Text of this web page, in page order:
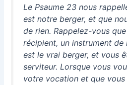
Le Psaume 23 nous
est notre berger, et que
de rien. Rappelez-vous que
récipient, un instrument de
est le vrai berger, et vous
serviteur. Lorsque vous
votre vocation et que vous